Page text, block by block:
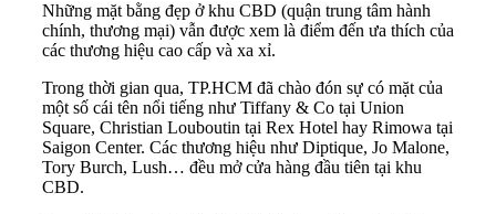
Những mặt bằng đẹp ở khu CBD (quận trung tâm hành
chính, thương mại) vẫn được xem là điểm đến ưa thích của
các thương hiệu cao cấp và xa xỉ.
Trong thời gian qua, TP.HCM đã chào đón sự có mặt của
một số cái tên nổi tiếng như Tiffany & Co tại Union
Square, Christian Louboutin tại Rex Hotel hay Rimowa tại
Saigon Center. Các thương hiệu như Diptique, Jo Malone,
Tory Burch, Lush… đều mở cửa hàng đầu tiên tại khu
CBD.